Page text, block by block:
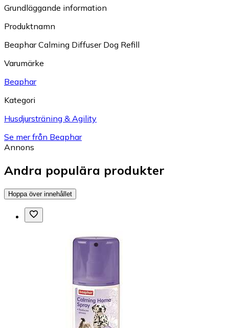
Grundläggande information
Produktnamn
Beaphar Calming Diffuser Dog Refill
Varumärke
Beaphar
Kategori
Husdjursträning & Agility
Se mer från Beaphar
Annons
Andra populära produkter
Hoppa över innehållet